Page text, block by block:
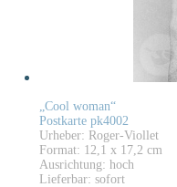
„Cool woman“
Postkarte pk4002
Urheber: Roger-Viollet
Format: 12,1 x 17,2 cm
Ausrichtung: hoch
Lieferbar: sofort